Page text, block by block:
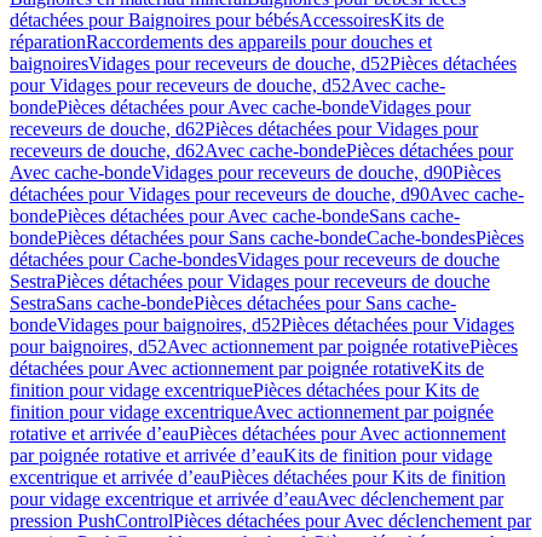
détachées pour Baignoires pour bébésAccessoiresKits de
réparationRaccordements des appareils pour douches et
baignoiresVidages pour receveurs de douche, d52Pièces détachées
pour Vidages pour receveurs de douche, d52Avec cache-
bondePièces détachées pour Avec cache-bondeVidages pour
receveurs de douche, d62Pièces détachées pour Vidages pour
receveurs de douche, d62Avec cache-bondePièces détachées pour
Avec cache-bondeVidages pour receveurs de douche, d90Pièces
détachées pour Vidages pour receveurs de douche, d90Avec cache-
bondePièces détachées pour Avec cache-bondeSans cache-
bondePièces détachées pour Sans cache-bondeCache-bondesPièces
détachées pour Cache-bondesVidages pour receveurs de douche
SestraPièces détachées pour Vidages pour receveurs de douche
SestraSans cache-bondePièces détachées pour Sans cache-
bondeVidages pour baignoires, d52Pièces détachées pour Vidages
pour baignoires, d52Avec actionnement par poignée rotativePièces
détachées pour Avec actionnement par poignée rotativeKits de
finition pour vidage excentriquePièces détachées pour Kits de
finition pour vidage excentriqueAvec actionnement par poignée
rotative et arrivée d’eauPièces détachées pour Avec actionnement
par poignée rotative et arrivée d’eauKits de finition pour vidage
excentrique et arrivée d’eauPièces détachées pour Kits de finition
pour vidage excentrique et arrivée d’eauAvec déclenchement par
pression PushControlPièces détachées pour Avec déclenchement par